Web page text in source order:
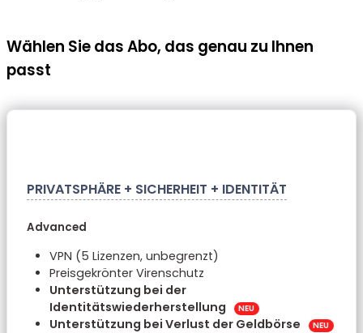
Wählen Sie das Abo, das genau zu Ihnen
passt
PRIVATSPHÄRE + SICHERHEIT + IDENTITÄT
Advanced
VPN (5 Lizenzen, unbegrenzt)
Preisgekrönter Virenschutz
Unterstützung bei der
Identitätswiederherstellung
NEU
Unterstützung bei Verlust der Geldbörse NEU